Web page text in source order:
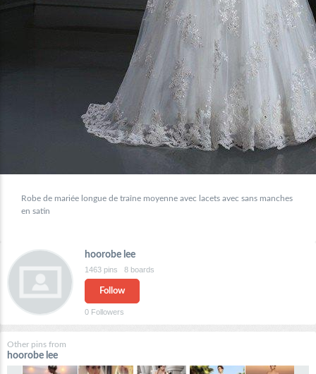
Robe de mariée longue de traîne moyenne avec lacets avec sans manches
en satin
hoorobe lee
1463 pins 8 boards
Follow
0 Followers
Other pins from
hoorobe lee